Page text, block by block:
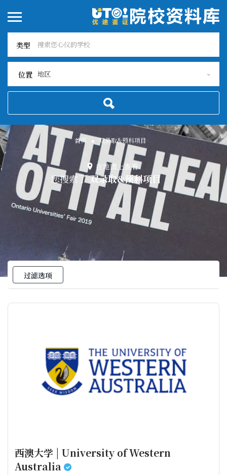
类型
位置 地区
首页 双录取&预科项目
在地图上查看
您搜索了双录取&预科项目
过滤选项
西澳大学 | University of Western
Australia